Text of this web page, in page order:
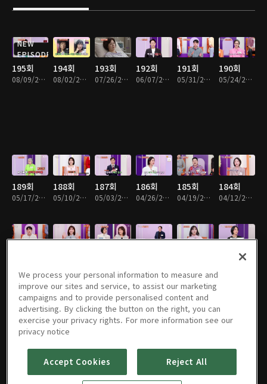
NEW
EPISODE
195회
08/09/2026 • 47분
194회
08/02/2026 • 47분
193회
07/26/2026 • 47분
192회
06/07/2026 • 47분
191회
05/31/2026 • 47분
190회
05/24/2026 • 47분
189회
05/17/2026 • 47분
188회
05/10/2026 • 47분
187회
05/03/2026 • 47분
186회
04/26/2026 • 47분
185회
04/19/2026 • 47분
184회
04/12/2026 • 47분
178회
177회
02/01/2026 • 47분
176회 175회 174회 173회 172회
We process your personal information to measure and
improve our sites and service, to assist our marketing
campaigns and to provide personalised content and
advertising. By clicking the button on the right, you can
exercise your privacy rights. For more information see our
privacy notice
Accept Cookies Reject All